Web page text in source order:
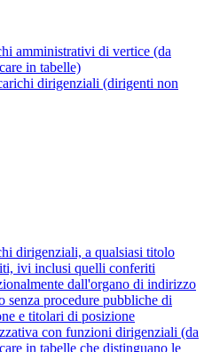
amministrativi di vertice (da
in tabelle)
dirigenziali (dirigenti non
dirigenziali, a qualsiasi titolo
ivi inclusi quelli conferiti
dall'organo di indirizzo
senza procedure pubbliche di
e titolari di posizione
con funzioni dirigenziali (da
in tabelle che distinguano le